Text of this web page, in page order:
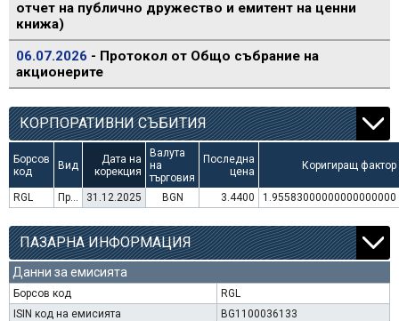
отчет на публично дружество и емитент на ценни
книжа)
06.07.2026 - Протокол от Общо събрание на
акционерите
КОРПОРАТИВНИ СЪБИТИЯ
Борсов
код
Вид
Дата на
корекция
Валута
на
търговия
Последна
цена
Коригиращ фактор
RGL Преминаване към търговия в Евро 31.12.2025 BGN 3.4400 1.95583000000000000000
ПАЗАРНА ИНФОРМАЦИЯ
Данни за емисията
Борсов код
RGL
ISIN код на емисията
BG1100036133